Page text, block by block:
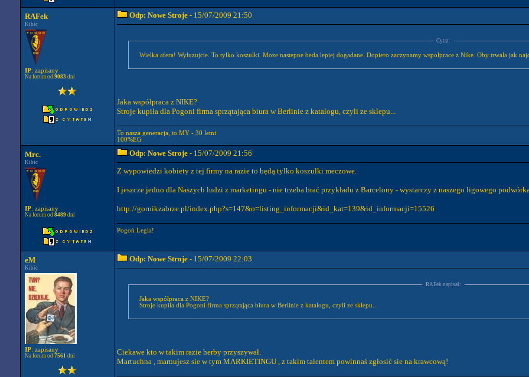
RAFek
Kibic
IP: zapisany
Na forum od 9083 dni
Odp: Nowe Stroje - 15/07/2009 21:50
Cytat:
Wielka afera! Wyluzujcie. To tylko koszulki. Moze nastepne beda lepiej dogadane. Dopiero zaczynamy wspolprace z Nike. Oby trwala jak
Jaka współpraca z NIKE?
Stroje kupiła dla Pogoni firma sprzątająca biura w Berlinie z katalogu, czyli ze sklepu...
To nasza generacja, to MY - 30 letni
100%EG
Mrc.
Kibic
IP: zapisany
Na forum od 8489 dni
Odp: Nowe Stroje - 15/07/2009 21:56
Z wypowiedzi kobiety z tej firmy na razie to będą tylko koszulki meczowe.
I jeszcze jedno dla Naszych ludzi z marketingu - nie trzeba brać przykładu z Barcelony - wystarczy z naszego ligowego
http://gornikzabrze.pl/index.php?s=147&o=listing_informacji&id_kat=139&id_informacji=15526
Pogoń Legia!
eM
Kibic
IP: zapisany
Na forum od 7561 dni
Odp: Nowe Stroje - 15/07/2009 22:03
RAFek napisał:
Jaka współpraca z NIKE?
Stroje kupiła dla Pogoni firma sprzątająca biura w Berlinie z katalogu, czyli ze sklepu...
Ciekawe kto w takim razie herby przyszywał.
Martuchna , marnujesz sie w tym MARKIETINGU , z takim talentem powinnaś zgłosić sie na krawcową!